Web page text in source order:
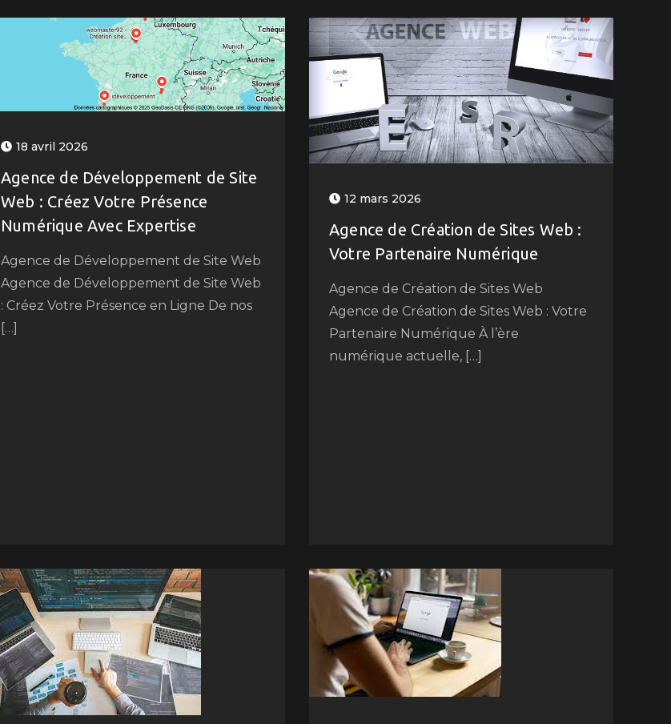
18 avril 2026
Agence de Développement de Site
Web : Créez Votre Présence
Numérique Avec Expertise
Agence de Développement de Site Web
Agence de Développement de Site Web
: Créez Votre Présence en Ligne De nos
[…]
12 mars 2026
Agence de Création de Sites Web :
Votre Partenaire Numérique
Agence de Création de Sites Web
Agence de Création de Sites Web : Votre
Partenaire Numérique À l’ère
numérique actuelle, […]